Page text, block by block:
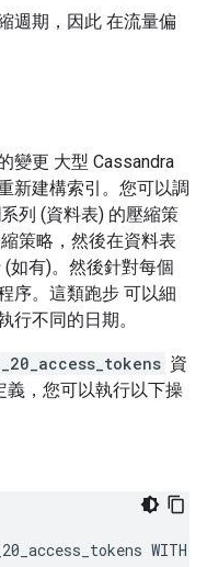
週期，因此 在流量偏
變更 大型 Cassandra
新建構索引。您可以調
列 (資料表) 的壓縮策
策略，然後在資料表
如有)。然後針對每個
序。這類跑步 可以細
行不同的日期。
資
義，您可以執行以下操